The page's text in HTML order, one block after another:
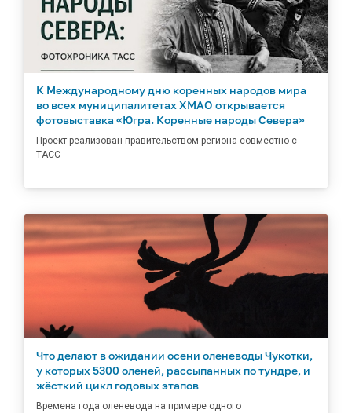
К Международному дню коренных народов мира
во всех муниципалитетах ХМАО открывается
фотовыставка «Югра. Коренные народы Севера»
Проект реализован правительством региона совместно с
ТАСС
Что делают в ожидании осени оленеводы Чукотки,
у которых 5300 оленей, рассыпанных по тундре, и
жёсткий цикл годовых этапов
Времена года оленевода на примере одного